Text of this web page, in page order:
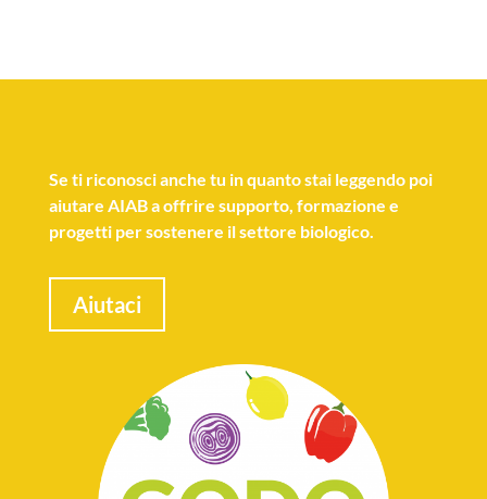
Se ti riconosci anche tu in quanto stai leggendo poi
aiutare AIAB a offrire supporto, formazione e
progetti per sostenere il settore biologico.
Aiutaci